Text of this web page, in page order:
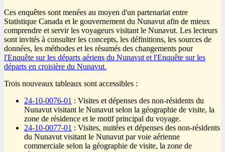
Ces enquêtes sont menées au moyen d'un partenariat entre
Statistique Canada et le gouvernement du Nunavut afin de mieux
comprendre et servir les voyageurs visitant le Nunavut. Les lecteurs
sont invités à consulter les concepts, les définitions, les sources de
données, les méthodes et les résumés des changements pour
l'Enquête sur les départs aériens du Nunavut et l'Enquête sur les
départs en croisière du Nunavut.
Trois nouveaux tableaux sont accessibles :
24-10-0076-01 : Visites et dépenses des non-résidents du
Nunavut visitant le Nunavut selon la géographie de visite, la
zone de résidence et le motif principal du voyage.
24-10-0077-01 : Visites, nuitées et dépenses des non-résidents
du Nunavut visitant le Nunavut par voie aérienne
commerciale selon la géographie de visite, la zone de